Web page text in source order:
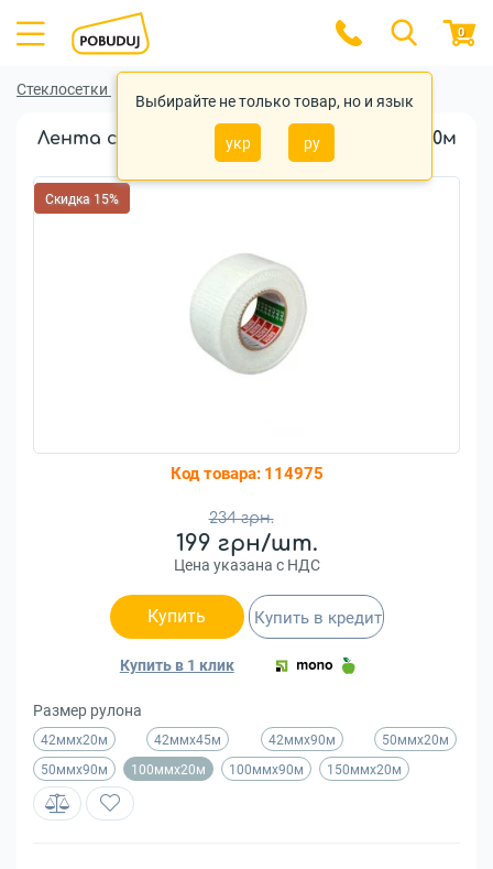
Выбирайте не только товар, но и язык
укр ру
0
Стеклосетки
Лента стекловолоконная Hardy 100ммх20м
(0350-421020)
Скидка 15%
Код товара: 114975
234 грн.
199 грн/шт.
Цена указана с НДС
Купить
Купить в 1 клик
Купить в кредит
Размер рулона
42ммх20м 42ммх45м 42ммх90м
50ммх20м
50ммх90м
100ммх20м 100ммх90м 150ммх20м